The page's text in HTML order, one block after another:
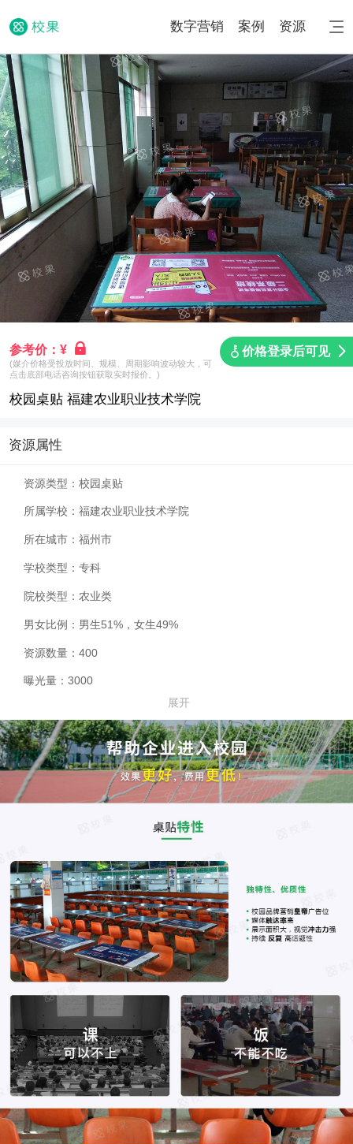
数字营销 案例 资源
参考价：¥ 价格登录后可见
(媒介价格受投放时间、规模、周期影响波动较大，可
点击底部电话咨询按钮获取实时报价。)
校园桌贴 福建农业职业技术学院
资源属性
资源类型： 校园桌贴
所属学校： 福建农业职业技术学院
所在城市： 福州市
学校类型： 专科
院校类型： 农业类
男女比例： 男生51%，女生49%
资源数量： 400
曝光量： 3000
展开